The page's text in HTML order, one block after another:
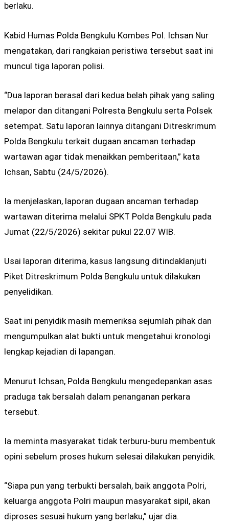
berlaku.
Kabid Humas Polda Bengkulu Kombes Pol. Ichsan Nur
mengatakan, dari rangkaian peristiwa tersebut saat ini
muncul tiga laporan polisi.
“Dua laporan berasal dari kedua belah pihak yang saling
melapor dan ditangani Polresta Bengkulu serta Polsek
setempat. Satu laporan lainnya ditangani Ditreskrimum
Polda Bengkulu terkait dugaan ancaman terhadap
wartawan agar tidak menaikkan pemberitaan,” kata
Ichsan, Sabtu (24/5/2026).
Ia menjelaskan, laporan dugaan ancaman terhadap
wartawan diterima melalui SPKT Polda Bengkulu pada
Jumat (22/5/2026) sekitar pukul 22.07 WIB.
Usai laporan diterima, kasus langsung ditindaklanjuti
Piket Ditreskrimum Polda Bengkulu untuk dilakukan
penyelidikan.
Saat ini penyidik masih memeriksa sejumlah pihak dan
mengumpulkan alat bukti untuk mengetahui kronologi
lengkap kejadian di lapangan.
Menurut Ichsan, Polda Bengkulu mengedepankan asas
praduga tak bersalah dalam penanganan perkara
tersebut.
Ia meminta masyarakat tidak terburu-buru membentuk
opini sebelum proses hukum selesai dilakukan penyidik.
“Siapa pun yang terbukti bersalah, baik anggota Polri,
keluarga anggota Polri maupun masyarakat sipil, akan
diproses sesuai hukum yang berlaku,” ujar dia.